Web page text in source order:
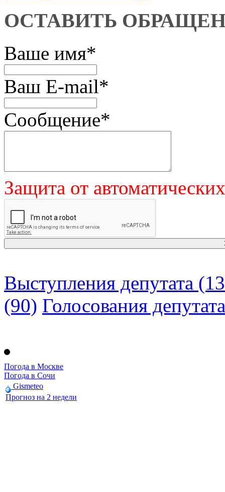
ОСТАВИТЬ
Ваше имя*
Ваш E-mail*
Сообщение*
Защита от
Выступления депутата
(90) Голосования депутата
Погода в Москве
Погода в Сочи
Gismeteo
Прогноз на 2 недели